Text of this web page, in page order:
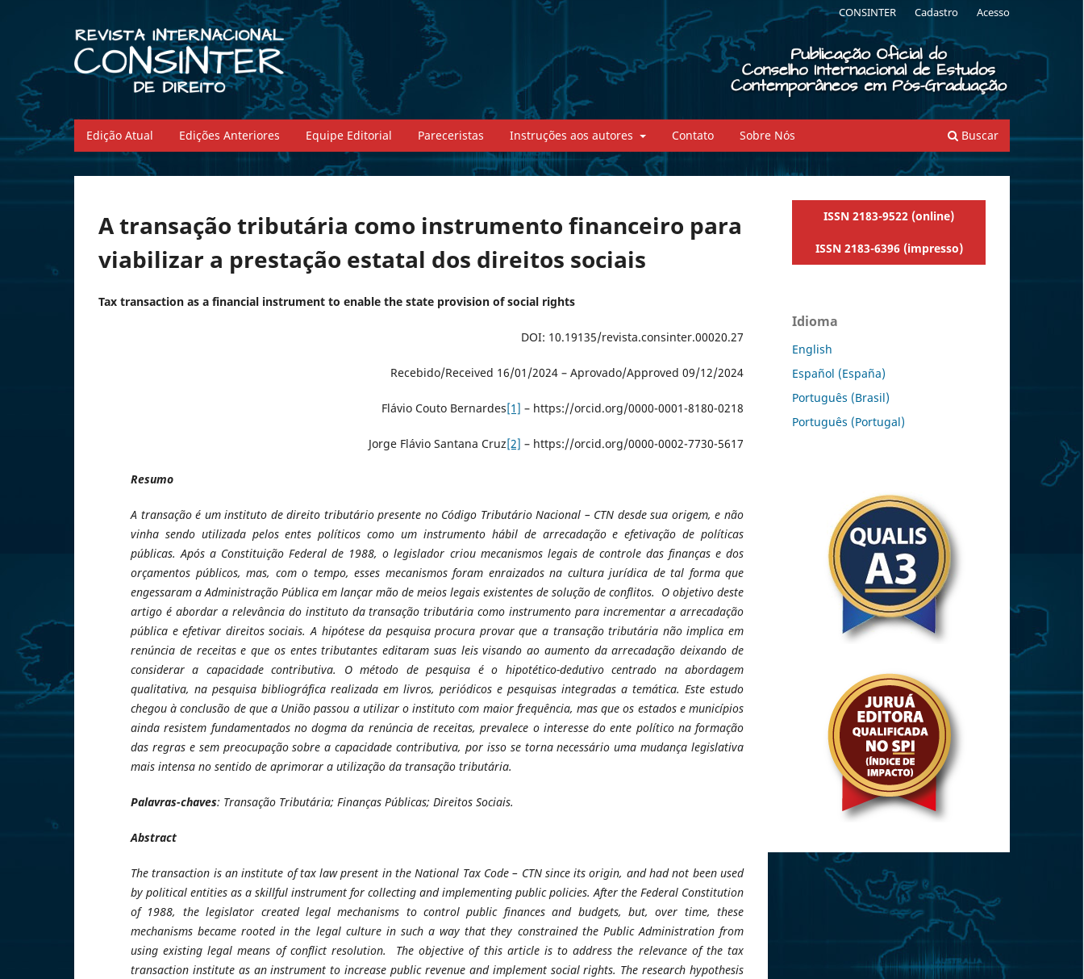
Edição Atual Edições Anteriores Equipe Editorial Pareceristas Instruções aos autores Contato Sobre Nós Buscar
CONSINTER Cadastro Acesso
A transação tributária como instrumento financeiro para
viabilizar a prestação estatal dos direitos sociais
Tax transaction as a financial instrument to enable the state provision of social rights
DOI: 10.19135/revista.consinter.00020.27
Recebido/Received 16/01/2024 – Aprovado/Approved 09/12/2024
Flávio Couto Bernardes[1] – https://orcid.org/0000-0001-8180-0218
Jorge Flávio Santana Cruz[2] – https://orcid.org/0000-0002-7730-5617
Resumo
A transação é um instituto de direito tributário presente no Código Tributário Nacional – CTN desde sua origem, e não
vinha sendo utilizada pelos entes políticos como um instrumento hábil de arrecadação e efetivação de políticas
públicas. Após a Constituição Federal de 1988, o legislador criou mecanismos legais de controle das finanças e dos
orçamentos públicos, mas, com o tempo, esses mecanismos foram enraizados na cultura jurídica de tal forma que
engessaram a Administração Pública em lançar mão de meios legais existentes de solução de conflitos. O objetivo deste
artigo é abordar a relevância do instituto da transação tributária como instrumento para incrementar a arrecadação
pública e efetivar direitos sociais. A hipótese da pesquisa procura provar que a transação tributária não implica em
renúncia de receitas e que os entes tributantes editaram suas leis visando ao aumento da arrecadação deixando de
considerar a capacidade contributiva. O método de pesquisa é o hipotético-dedutivo centrado na abordagem
qualitativa, na pesquisa bibliográfica realizada em livros, periódicos e pesquisas integradas a temática. Este estudo
chegou à conclusão de que a União passou a utilizar o instituto com maior frequência, mas que os estados e municípios
ainda resistem fundamentados no dogma da renúncia de receitas, prevalece o interesse do ente político na formação
das regras e sem preocupação sobre a capacidade contributiva, por isso se torna necessário uma mudança legislativa
mais intensa no sentido de aprimorar a utilização da transação tributária.
Palavras-chaves: Transação Tributária; Finanças Públicas; Direitos Sociais.
Abstract
The transaction is an institute of tax law present in the National Tax Code – CTN since its origin, and had not been used
by political entities as a skillful instrument for collecting and implementing public policies. After the Federal Constitution
of 1988, the legislator created legal mechanisms to control public finances and budgets, but, over time, these
mechanisms became rooted in the legal culture in such a way that they constrained the Public Administration from
using existing legal means of conflict resolution. The objective of this article is to address the relevance of the tax
transaction institute as an instrument to increase public revenue and implement social rights. The research hypothesis
ISSN 2183-9522 (online)
ISSN 2183-6396 (impresso)
Idioma
English
Español (España)
Português (Brasil)
Português (Portugal)